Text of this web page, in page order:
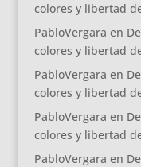
colores y libertad
PabloVergara en
colores y libertad
PabloVergara en
colores y libertad
PabloVergara en
colores y libertad
PabloVergara en